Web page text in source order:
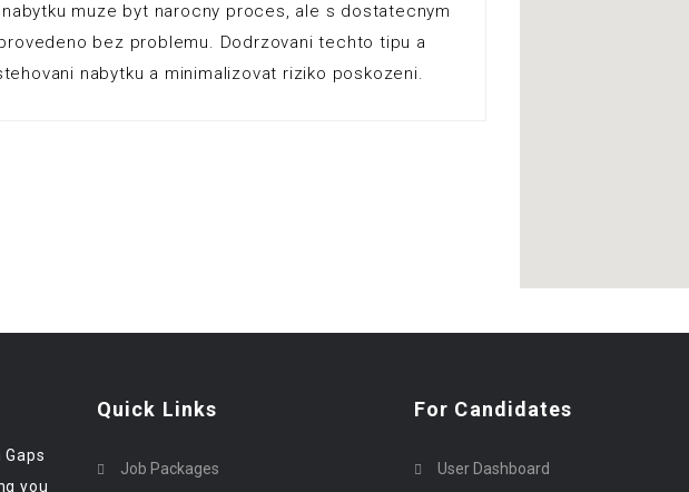
muze byt narocny proces, ale s dostatecnym
bez problemu. Dodrzovani techto tipu a
nabytku a minimalizovat riziko poskozeni.
you
Quick Links
Job Packages
For Candidates
User Dashboard